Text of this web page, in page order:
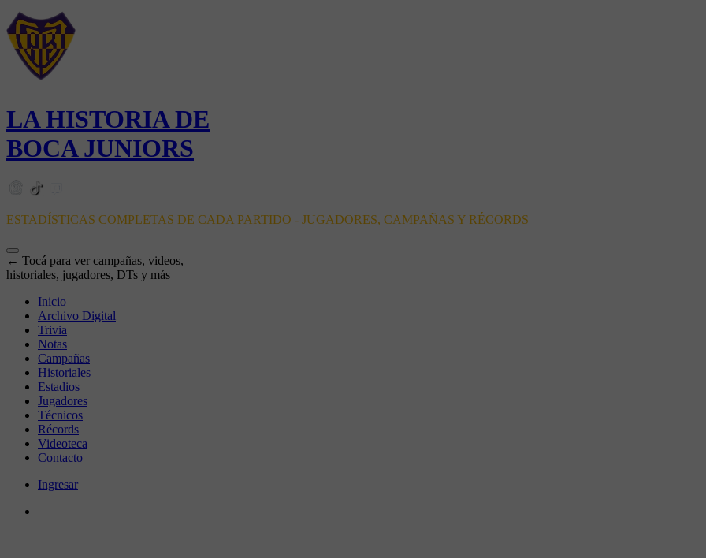
LA HISTORIA DE
BOCA JUNIORS
ESTADÍSTICAS COMPLETAS DE CADA PARTIDO - JUGADORES, CAMPAÑAS Y RÉCORDS
← Tocá para ver campañas, videos,
historiales, jugadores, DTs y más
Inicio
Archivo Digital
Trivia
Notas
Campañas
Historiales
Estadios
Jugadores
Técnicos
Récords
Videoteca
Contacto
Ingresar